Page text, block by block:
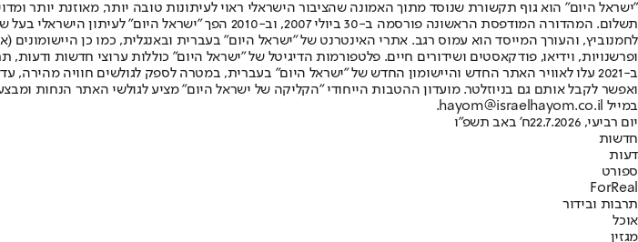
"ישראל היום" הוא גוף תקשורת שנוסד מתוך האמונה שהציבור הישראלי ראוי לעיתונות טובה יותר, מאוזנת יותר
תשלום. המהדורה המודפסת הראשונה פורסמה ב-30 ביולי
ופרשנויות, וידיאו, פודקאסטים ושידורים חיים. פלטפורמות הדיגיטל של "ישראל היום" כוללות ערוצי חדשות ודעות,
ב-2021 עלו לאוויר האתר החדש והיישומון החדש של "ישראל היום" בעברית, במטרה לספק לגולשים חוויה
ואפשר לקבל אותם גם בניוזלטר. מועדון ההטבות הייחודי "הקליקה של ישראל היום" מציע לגולשי האתר הנחות
במייל hayom@israelhayom.co.il.
יום רביעי, 22.7.2026
ח' באב תשפ"ו
חדשות
דעות
ספורט
ForReal
תרבות ובידור
אוכל
מגזין